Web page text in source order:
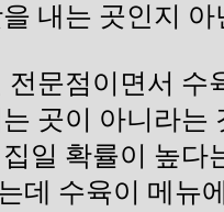
내는 곳인지
전문점이면서 수
곳이 아니라는
일 확률이 높다
데 수육이 메뉴